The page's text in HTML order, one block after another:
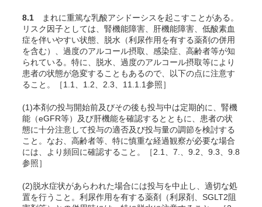
8.1 まれに重篤な乳酸アシドーシスを起こすことがある。
リスク因子としては、腎機能障害、肝機能障害、低酸素血
症を伴いやすい状態、脱水（利尿作用を有する薬剤の併用
を含む）、過度のアルコール摂取、感染症、高齢者等が知
られている。特に、脱水、過度のアルコール摂取等により
患者の状態が急変することもあるので、以下の点に注意す
ること。［1.1、1.2、2.3、11.1.1参照］
(1)本剤の投与開始前及びその後も投与中は定期的に、腎機
能（eGFR等）及び肝機能を確認するとともに、患者の状
態に十分注意して投与の適否及び投与量の調節を検討する
こと。なお、高齢者等、特に慎重な経過観察が必要な場合
には、より頻回に確認すること。［2.1、7.、9.2、9.3、9.8
参照］
(2)脱水症状があらわれた場合には投与を中止し、適切な処
置を行うこと。利尿作用を有する薬剤（利尿剤、SGLT2阻